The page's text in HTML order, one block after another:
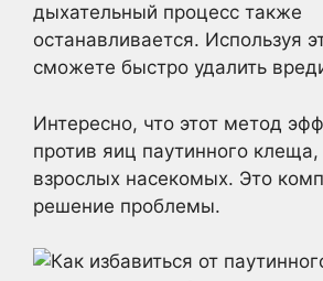
дыхательный процесс также
останавливается. Используя
сможете быстро удалить
Интересно, что этот метод
против яиц паутинного клеща,
взрослых насекомых. Это
решение проблемы.